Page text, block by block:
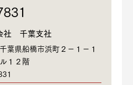
社 千葉支社
葉県船橋市浜町２－１－１
１２階